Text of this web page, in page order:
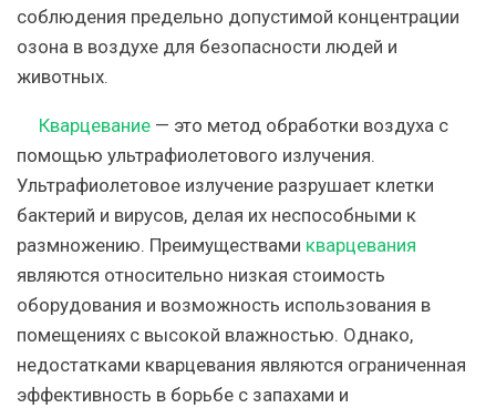
соблюдения предельно допустимой концентрации
озона в воздухе для безопасности людей и
животных.
Кварцевание — это метод обработки воздуха с
помощью ультрафиолетового излучения.
Ультрафиолетовое излучение разрушает клетки
бактерий и вирусов, делая их неспособными к
размножению. Преимуществами кварцевания
являются относительно низкая стоимость
оборудования и возможность использования в
помещениях с высокой влажностью. Однако,
недостатками кварцевания являются ограниченная
эффективность в борьбе с запахами и